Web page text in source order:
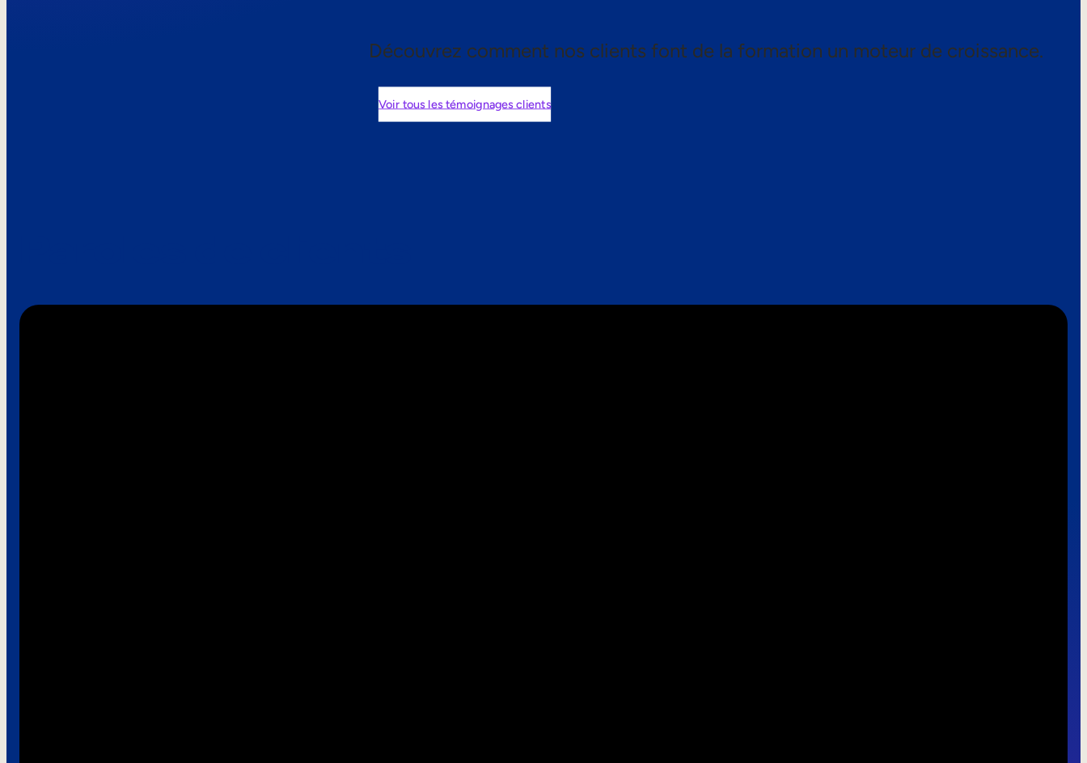
Découvrez comment nos clients font de la formation un moteur de croissance.
Voir tous les témoignages clients